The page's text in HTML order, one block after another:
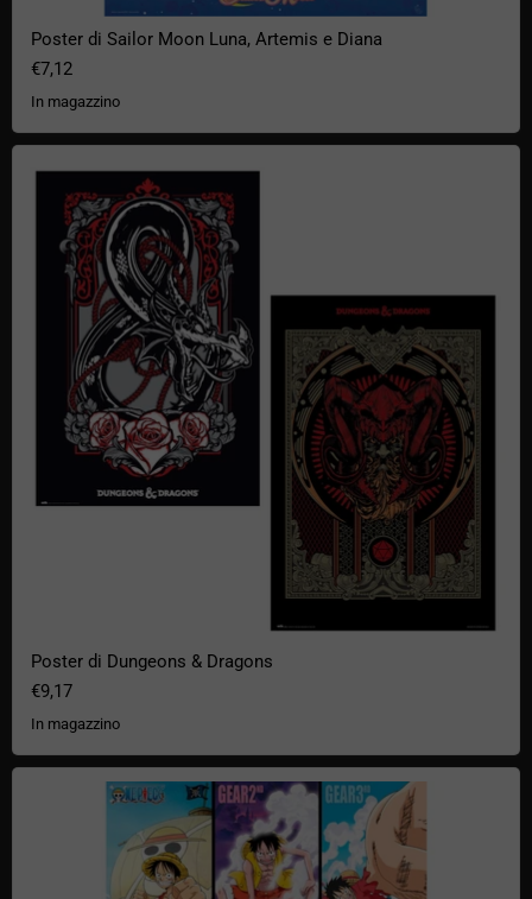
Poster di Sailor Moon Luna, Artemis e Diana
€7,12
In magazzino
Poster di Dungeons & Dragons
Poster di Dungeons & Dragons
€9,17
In magazzino
Sviluppo dell'ingranaggio del poster di One Piece